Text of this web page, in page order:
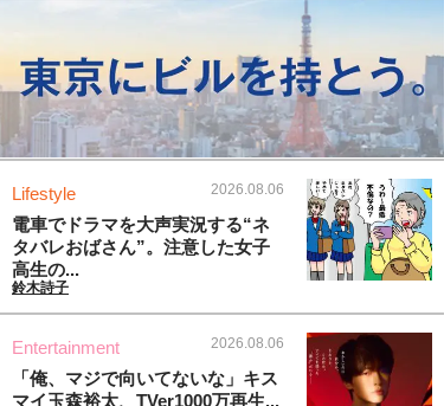
Lifestyle 2026.08.06
電車でドラマを大声実況する“ネ
タバレおばさん”。注意した女子
高生の...
鈴木詩子
Entertainment 2026.08.06
「俺、マジで向いてないな」キス
マイ玉森裕太、TVer1000万再生...